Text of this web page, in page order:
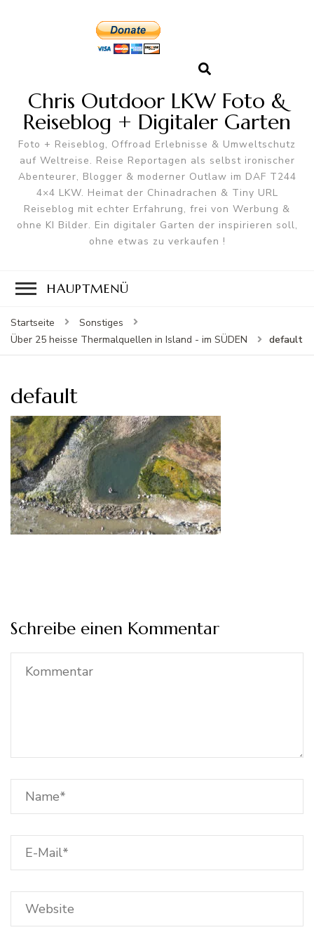
Chris Outdoor LKW Foto &
Reiseblog + Digitaler Garten
Foto + Reiseblog, Offroad Erlebnisse & Umweltschutz
auf Weltreise. Reise Reportagen als selbst ironischer
Abenteurer, Blogger & moderner Outlaw im DAF T244
4×4 LKW. Heimat der Chinadrachen & Tiny URL
Reiseblog mit echter Erfahrung, frei von Werbung &
ohne KI Bilder. Ein digitaler Garten der inspirieren soll,
ohne etwas zu verkaufen !
HAUPTMENÜ
Startseite
Sonstiges
Über 25 heisse Thermalquellen in Island - im SÜDEN
default
default
Schreibe einen Kommentar